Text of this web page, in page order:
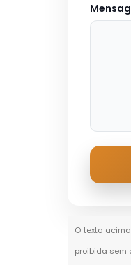
O texto
proibida sem